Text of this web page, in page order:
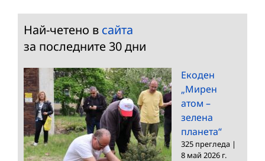
Най-четено в сайта
за последните 30 дни
Екоден
„Мирен
атом –
зелена
планета“
325 прегледа |
8 май 2026 г.